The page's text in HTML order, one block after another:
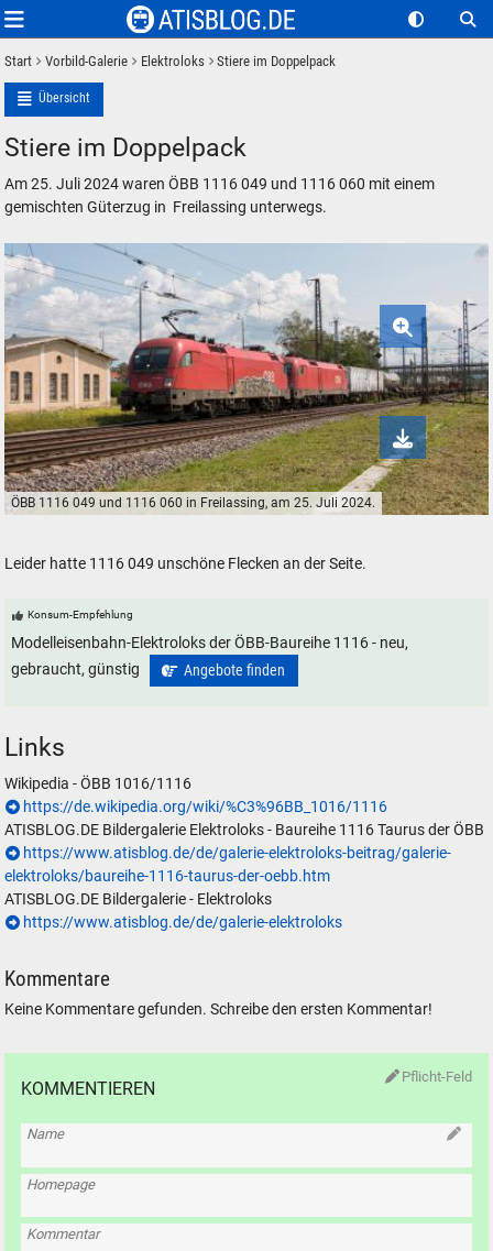
Start Vorbild-Galerie Elektroloks Stiere im Doppelpack
Übersicht
Stiere im Doppelpack
Am 25. Juli 2024 waren ÖBB 1116 049 und 1116 060 mit einem
gemischten Güterzug in Freilassing unterwegs.
ÖBB 1116 049 und 1116 060 in Freilassing, am 25. Juli 2024.
Leider hatte 1116 049 unschöne Flecken an der Seite.
Konsum-Empfehlung
Modelleisenbahn-Elektroloks der ÖBB-Baureihe 1116 - neu,
gebraucht, günstig
Angebote finden
Links
Wikipedia - ÖBB 1016/1116
https://de.wikipedia.org/wiki/%C3%96BB_1016/1116
ATISBLOG.DE Bildergalerie Elektroloks - Baureihe 1116 Taurus der ÖBB
https://www.atisblog.de/de/galerie-elektroloks-beitrag/galerie-
elektroloks/baureihe-1116-taurus-der-oebb.htm
ATISBLOG.DE Bildergalerie - Elektroloks
https://www.atisblog.de/de/galerie-elektroloks
Kommentare
Keine Kommentare gefunden. Schreibe den ersten Kommentar!
Pflicht-Feld
KOMMENTIEREN
Name
Homepage
Kommentar